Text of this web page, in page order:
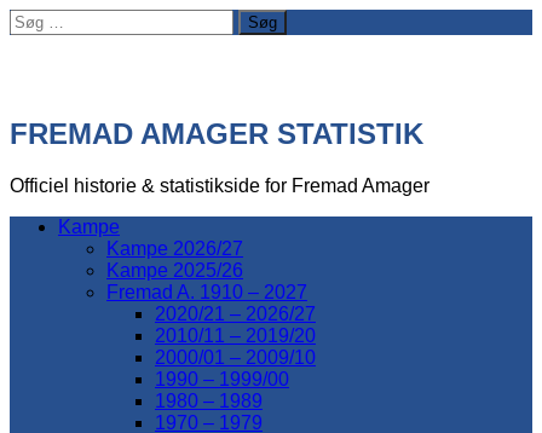
Søg
efter:
FREMAD AMAGER STATISTIK
Officiel historie & statistikside for Fremad Amager
Kampe
Kampe 2026/27
Kampe 2025/26
Fremad A. 1910 – 2027
2020/21 – 2026/27
2010/11 – 2019/20
2000/01 – 2009/10
1990 – 1999/00
1980 – 1989
1970 – 1979